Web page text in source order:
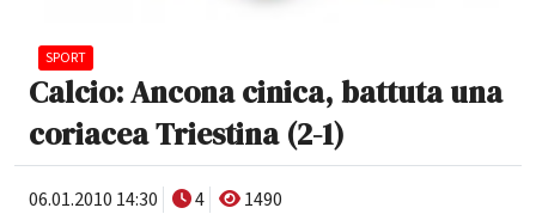
SPORT
Calcio: Ancona cinica, battuta una
coriacea Triestina (2-1)
06.01.2010 14:30 4
1490